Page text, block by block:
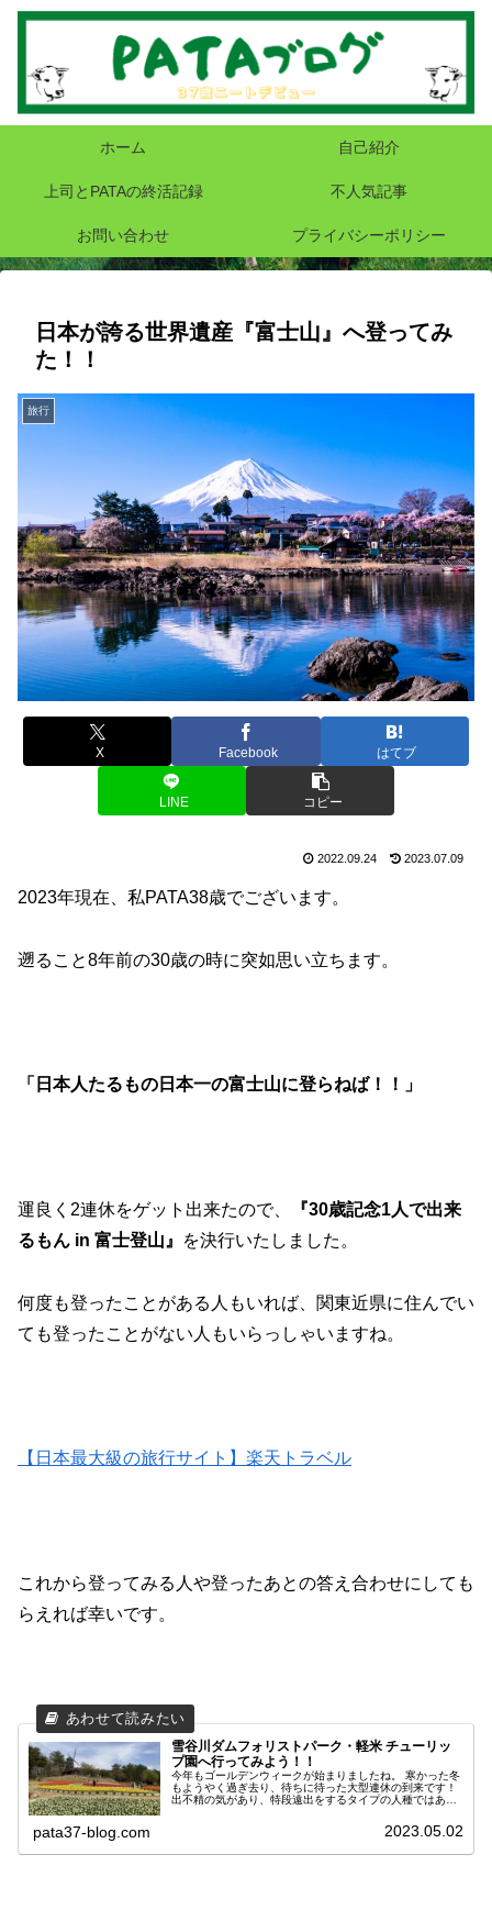
ホーム 自己紹介
上司とPATAの終活記録 不人気記事
お問い合わせ プライバシーポリシー
日本が誇る世界遺産『富士山』へ登ってみ
た！！
旅行
X Facebook はてブ
LINE コピー
2022.09.24 2023.07.09
2023年現在、私PATA38歳でございます。
遡ること8年前の30歳の時に突如思い立ちます。
「日本人たるもの日本一の富士山に登らねば！！」
運良く2連休をゲット出来たので、
『30歳記念1人で出来
るもん in 富士登山』
を決行いたしました。
何度も登ったことがある人もいれば、関東近県に住んでい
ても登ったことがない人もいらっしゃいますね。
【日本最大級の旅行サイト】楽天トラベル
これから登ってみる人や登ったあとの答え合わせにしても
らえれば幸いです。
雪谷川ダムフォリストパーク・軽米 チューリッ
プ園へ行ってみよう！！
今年もゴールデンウィークが始まりましたね。 寒かった冬
もようやく過ぎ去り、待ちに待った大型連休の到来です！
出不精の気があり、特段遠出をするタイプの人種ではあり
ダムフォリストパーク・軽米』へと行って参りました。 こ
の時期だけに綺麗に咲き誇る数多の『チューリップ』に癒
pata37-blog.com 2023.05.02